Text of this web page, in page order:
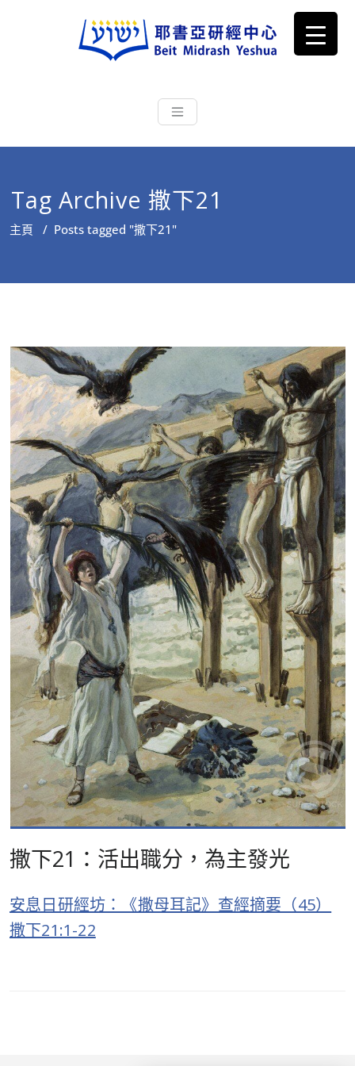
耶書亞研經中心
根源明白聖經，成為更好的門徒
Tag Archive 撒下21
主頁 / Posts tagged "撒下21"
撒下21：活出職分，為主發光
安息日研經坊：《撒母耳記》查經摘要（45）
撒下21:1-22